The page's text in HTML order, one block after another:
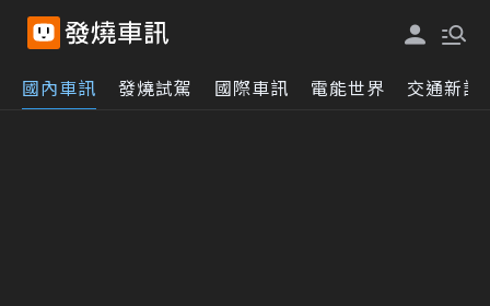
國內車訊 發燒試駕 國際車訊 電能世界 交通新訊